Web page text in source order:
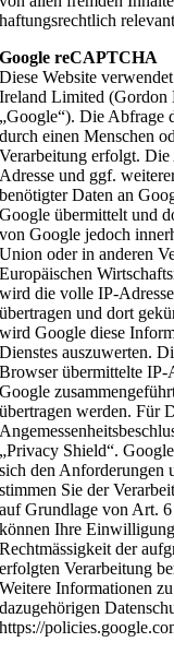
haftungsrechtlich
Google reCAPTCHA
Diese Website
Ireland Limited (Gordon
„Google“). Die Abfrage
durch einen Menschen
Verarbeitung erfolgt.
Adresse und ggf.
benötigter Daten an
Google übermittelt und
von Google jedoch
Union oder in anderen
Europäischen
wird die volle IP-
übertragen und dort
wird Google diese
Dienstes auszuwerten.
Browser übermittelte IP-
Google
übertragen werden. Für
„Privacy Shield“.
sich den Anforderungen
stimmen Sie der
auf Grundlage von Art.
können Ihre
Rechtmässigkeit der
erfolgten Verarbeitung
Weitere Informationen
dazugehörigen
https://